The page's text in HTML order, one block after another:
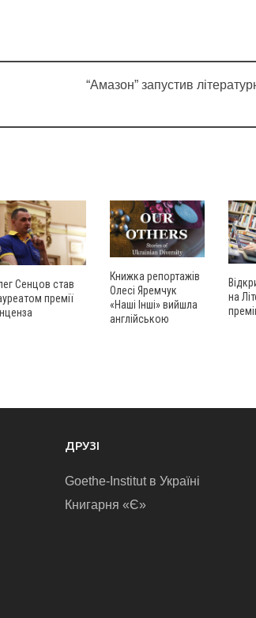
“Амазон” запустив
Сенцов став
премії
Книжка репортажів
Олесі Яремчук
«Наші Інші» вийшла
англійською
на
ДРУЗІ
Goethe-Institut в Україні
Книгарня «Є»